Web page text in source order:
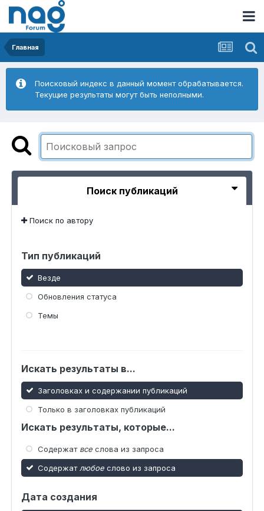
Главная
Поисковый индекс в данный момент обрабатывается.
Текущие результаты могут быть неполными.
Поиск публикаций
Поиск по автору
Тип публикаций
Везде
Обновления статуса
Темы
Искать результаты в...
Заголовках и содержании публикаций
Только в заголовках публикаций
Искать результаты, которые...
Содержат все слова из запроса
Содержат любое слово из запроса
Дата создания